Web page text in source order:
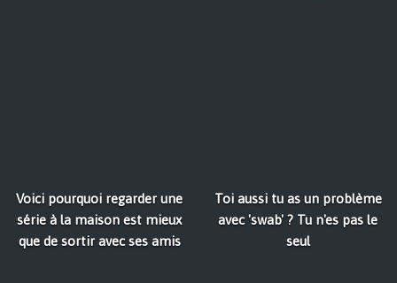
Voici pourquoi regarder une
série à la maison est mieux
que de sortir avec ses amis
Toi aussi tu as un problème
avec 'swab' ? Tu n'es pas le
seul